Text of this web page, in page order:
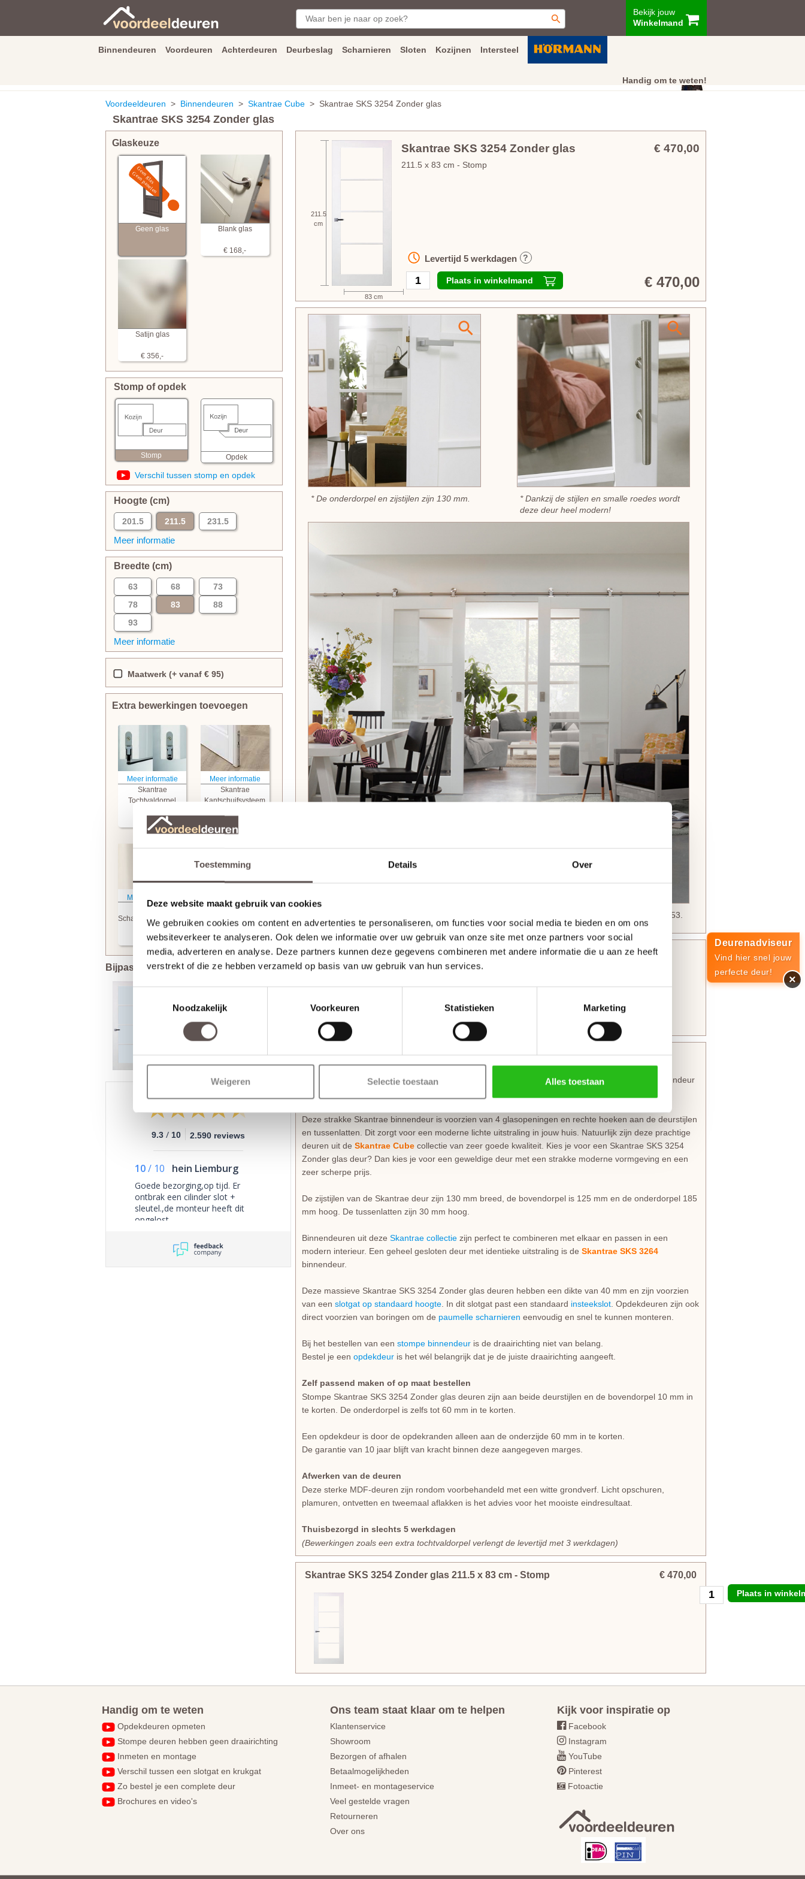
Toestemming Details Over
Deze website maakt gebruik van cookies
We gebruiken cookies om content en advertenties te personaliseren, om functies voor social media te bieden en om ons
websiteverkeer te analyseren. Ook delen we informatie over uw gebruik van onze site met onze partners voor social
media, adverteren en analyse. Deze partners kunnen deze gegevens combineren met andere informatie die u aan ze heeft
verstrekt of die ze hebben verzameld op basis van uw gebruik van hun services.
Noodzakelijk
Voorkeuren Statistieken Marketing
Weigeren Selectie toestaan Alles toestaan
Bekijk jouw
Winkelmand
Binnendeuren Voordeuren Achterdeuren Deurbeslag Scharnieren Sloten Kozijnen Intersteel
Handig om te weten!
Klantenservice
Voordeeldeuren > Binnendeuren > Skantrae Cube > Skantrae SKS 3254 Zonder glas
Skantrae SKS 3254 Zonder glas
Glaskeuze
Geen glas Blank glas
€ 168,-
Satijn glas
€ 356,-
Stomp of opdek
Stomp Opdek
Verschil tussen stomp en opdek
Hoogte (cm)
201.5 211.5
231.5
Meer informatie
Breedte (cm)
63 68
73
78
83
88
93
Meer informatie
Maatwerk (+ vanaf € 95)
Extra bewerkingen toevoegen
Meer informatie
Skantrae
Tochtvaldorpel
(+ € 99.95)
Meer informatie
Skantrae
Kantschuifsysteem
Meer informatie
Skantrae
Scharnierinkrozingen
(+ € 22.50)
Meer informatie
Skantrae
Krukgatboring
(+ € 20.00)
Bijpassende Skantrae deuren
9.3 / 10 2.590 reviews
10/ 10 hein Liemburg
Goede bezorging,op tijd. Er
ontbrak een cilinder slot +
sleutel.,de monteur heeft dit
opgelost.
211.5
cm
Skantrae SKS 3254 Zonder glas € 470,00
211.5 x 83 cm - Stomp
Plaats in winkelmand
Levertijd 5werkdagen ?
€ 470,00
83 cm
* De onderdorpel en zijstijlen zijn 130 mm.
* Dankzij de stijlen en smalle roedes wordt
deze deur heel modern!
* Ook als schuifdeuren komen deze deuren prachtig tot hun recht. Op deze foto zie je de SKS 3253.
Kenmerken Skantrae SKS 3254 Zonder glas
Materiaal
- MDF
Inkortmogelijkheden opdek
- Onderzijde 60 mm
Inkortmogelijkheden stomp
- Onderzijde 60 mm, zijstijlen en bovendorpel 10 mm
Modern en sfeervol | Skantrae SKS 3254 Zonder glas deur
Is jouw interieur minimalistisch, strak of industrieel, maar bovenal stijlvol? Kies dan voor een binnendeur
Deze strakke Skantrae binnendeur is voorzien van 4 glasopeningen en rechte hoeken aan de deurstijlen
en tussenlatten. Dit zorgt voor een moderne lichte uitstraling in jouw huis. Natuurlijk zijn deze prachtige
deuren uit de Skantrae Cube collectie van zeer goede kwaliteit. Kies je voor een Skantrae SKS 3254
Zonder glas deur? Dan kies je voor een geweldige deur met een strakke moderne vormgeving en een
zeer scherpe prijs.
De zijstijlen van de Skantrae deur zijn 130 mm breed, de bovendorpel is 125 mm en de onderdorpel 185
mm hoog. De tussenlatten zijn 30 mm hoog.
Binnendeuren uit deze Skantrae collectie zijn perfect te combineren met elkaar en passen in een
modern interieur. Een geheel gesloten deur met identieke uitstraling is de Skantrae SKS 3264
binnendeur.
Deze massieve Skantrae SKS 3254 Zonder glas deuren hebben een dikte van 40 mm en zijn voorzien
van een slotgat op standaard hoogte . In dit slotgat past een standaard insteekslot . Opdekdeuren zijn ook
direct voorzien van boringen om de paumelle scharnieren eenvoudig en snel te kunnen monteren.
Bij het bestellen van een stompe binnendeur is de draairichting niet van belang.
Bestel je een opdekdeur is het wél belangrijk dat je de juiste draairichting aangeeft.
Zelf passend maken of op maat bestellen
Stompe Skantrae SKS 3254 Zonder glas deuren zijn aan beide deurstijlen en de bovendorpel 10 mm in
te korten. De onderdorpel is zelfs tot 60 mm in te korten.
Een opdekdeur is door de opdekranden alleen aan de onderzijde 60 mm in te korten.
De garantie van 10 jaar blijft van kracht binnen deze aangegeven marges.
Afwerken van de deuren
Deze sterke MDF-deuren zijn rondom voorbehandeld met een witte grondverf. Licht opschuren,
plamuren, ontvetten en tweemaal aflakken is het advies voor het mooiste eindresultaat.
Thuisbezorgd in slechts 5 werkdagen
(Bewerkingen zoals een extra tochtvaldorpel verlengt de levertijd met 3 werkdagen)
Skantrae SKS 3254 Zonder glas 211.5 x 83 cm - Stomp € 470,00
Plaats in
Handig om te weten
Opdekdeuren opmeten
Stompe deuren hebben geen draairichting
Inmeten en montage
Verschil tussen een slotgat en krukgat
Zo bestel je een complete deur
Brochures en video's
Ons team staat klaar om te helpen
Klantenservice
Showroom
Bezorgen of afhalen
Betaalmogelijkheden
Inmeet- en montageservice
Veel gestelde vragen
Retourneren
Over ons
Kijk voor inspiratie op
Facebook
Instagram
YouTube
Pinterest
Fotoactie
Deurenadviseur
Vind hier snel jouw
perfecte deur!
×